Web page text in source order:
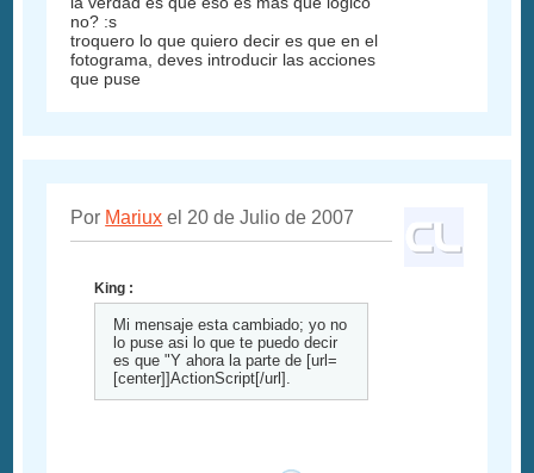
no? :s
troquero lo que quiero decir es que en el
fotograma, deves introducir las acciones
que puse
Por Mariux el 20 de Julio de 2007
King :
Mi mensaje esta cambiado; yo no
lo puse asi lo que te puedo decir
es que "Y ahora la parte de [url=
[center]]ActionScript[/url].